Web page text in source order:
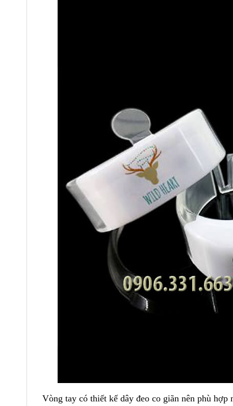
Vòng tay có thiết kế dây đeo co giãn nên phù